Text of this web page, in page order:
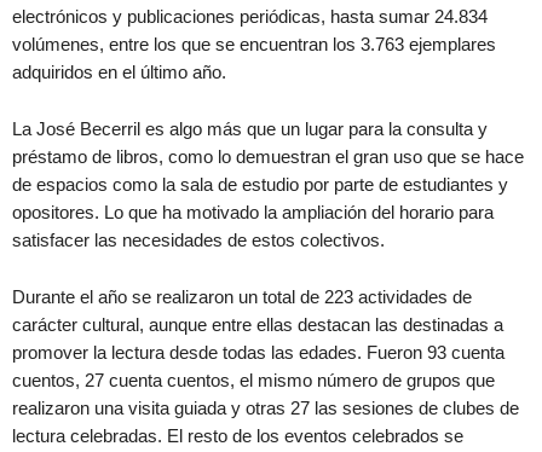
electrónicos y publicaciones periódicas, hasta sumar 24.834
volúmenes, entre los que se encuentran los 3.763 ejemplares
adquiridos en el último año.
La José Becerril es algo más que un lugar para la consulta y
préstamo de libros, como lo demuestran el gran uso que se hace
de espacios como la sala de estudio por parte de estudiantes y
opositores. Lo que ha motivado la ampliación del horario para
satisfacer las necesidades de estos colectivos.
Durante el año se realizaron un total de 223 actividades de
carácter cultural, aunque entre ellas destacan las destinadas a
promover la lectura desde todas las edades. Fueron 93 cuenta
cuentos, 27 cuenta cuentos, el mismo número de grupos que
realizaron una visita guiada y otras 27 las sesiones de clubes de
lectura celebradas. El resto de los eventos celebrados se